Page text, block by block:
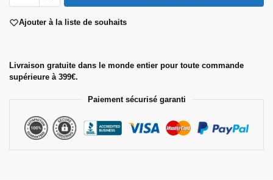
Ajouter à la liste de souhaits
Livraison gratuite dans le monde entier pour toute commande
supérieure à 399€.
Paiement sécurisé garanti